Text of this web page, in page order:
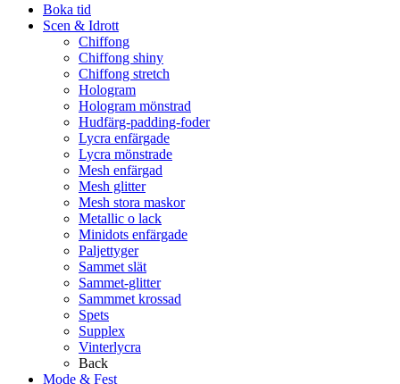
Boka tid
Scen & Idrott
Chiffong
Chiffong shiny
Chiffong stretch
Hologram
Hologram mönstrad
Hudfärg-padding-foder
Lycra enfärgade
Lycra mönstrade
Mesh enfärgad
Mesh glitter
Mesh stora maskor
Metallic o lack
Minidots enfärgade
Paljettyger
Sammet slät
Sammet-glitter
Sammmet krossad
Spets
Supplex
Vinterlycra
Back
Mode & Fest